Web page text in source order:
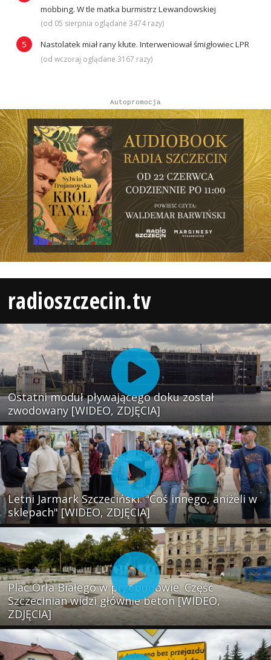
mobbing. W tle matka burmistrz Lewandowskiej
(od 05 sierpnia oglądane 3474 razy)
Nastolatek miał rany kłute. Interweniował śmigłowiec LPR
(od wczoraj oglądane 3167 razy)
Autopromocja
radioszczecin.tv
Ostatni moduł pływającego doku został
zwodowany [WIDEO, ZDJĘCIA]
Letni Jarmark Szczeciński. "Coś innego, aniżeli w
sklepach" [WIDEO, ZDJĘCIA]
Plac Orła Białego w przebudowie. Część
Szczecinian widzi głównie beton [WIDEO,
ZDJĘCIA]